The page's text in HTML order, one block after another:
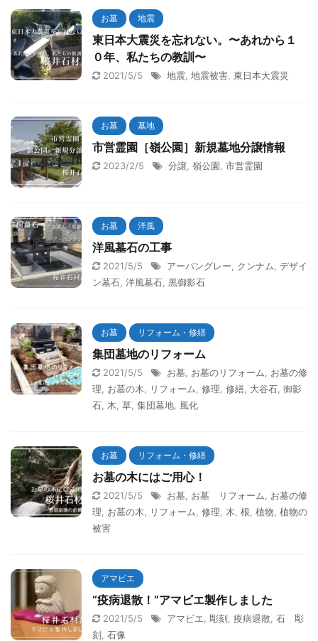
お墓 地震
東日本大震災を忘れない。〜あれから１
０年、私たちの教訓〜
2021/5/5 地震 地震被害 東日本大震災
お墓 墓地
市営霊園［嶺公園］新規墓地分譲情報
2023/2/5 分譲 嶺公園 市営霊園
お墓 洋風
洋風墓石の工事
2021/5/5 アーバングレー クンナム
デザイ
ン墓石 洋風墓石 黒御影石
お墓 リフォーム・修繕
集団墓地のリフォーム
2021/5/5 お墓 お墓のリフォーム
お墓の修
理
お墓の木 リフォーム 修理 修繕 大谷石 御影
石 木 草 集団墓地 風化
お墓 リフォーム・修繕
お墓の木にはご用心！
2021/5/5 お墓 お墓 リフォーム
お墓の修
理
お墓の木 リフォーム 修理 木 根 植物 植物の
被害
アマビエ
“疫病退散！”アマビエ製作しました
2021/5/5 アマビエ 彫刻 疫病退散 石 彫
刻 石像